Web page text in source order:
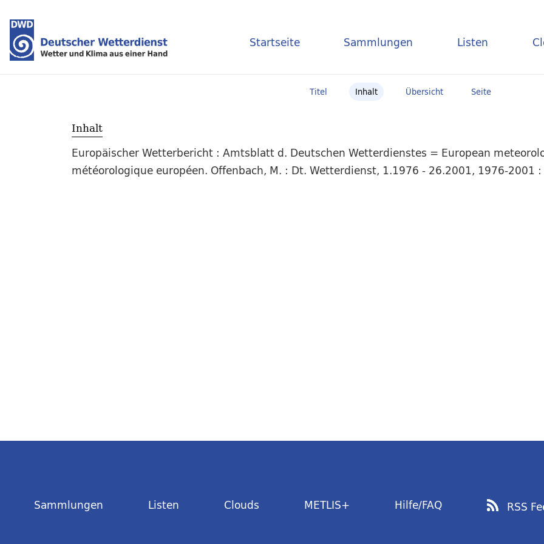
Startseite Sammlungen Listen
Titel Inhalt Übersicht Seite
Inhalt
Europäischer Wetterbericht : Amtsblatt d. Deutschen Wetterdienstes = European
météorologique européen. Offenbach, M. : Dt. Wetterdienst, 1.1976 - 26.2001, 1976-2001
Sammlungen Listen Clouds METLIS+ Hilfe/FAQ RSS